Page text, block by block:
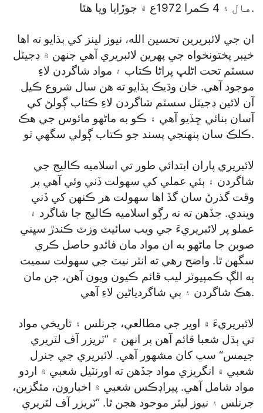
هال ۽ 4 ڪمرا 1972ع ۾ جوڙايا ويا هئا.
ان جي لائبريرين تحسين الله، نيوز لينز کي ٻڌايو ته اها
خيبر پختونخواه جي پهرين لائبريري آهي جنهن ۾ ڊجيٽل
سسٽم تحت اڻلڀ پراڻا ڪتاب ۽ مواد شاگردن لاءِ
موجود آهي. خان وڌيڪ ٻڌايو ته هن سال شروع ڪيل
آن لائين ڊجيٽل سسٽم شاگردن لاءِ ڪتاب ڳولڻ کي
آسان بنائي ڇڏيو آهي ۽ ڪو به ماڻهو مائوس جي هڪ
ڪلڪ سان پنهنجي پسند جو ڪتاب ڳولي سگهي ٿو.
لائبريري پاران ابتدائي طور تي اسلاميه ڪاليج جي
شاگردن ۽ ٻئي عملي کي سهولت ڏني وئي آهي پر
وقت گذرڻ سان گڏ اها سهولت هر ڪنهن کي ڏني
ويندي. جڏهن ته نه رڳو اسلاميه ڪاليج جا شاگرد ۽
عملو پر لائبريريءَ جي ويب سائيٽ وزٽ ڪندڙ سڀني
صوبن جا ماڻهو به ان مواد مان فائدو حاصل ڪري
سگهن ٿا. واضح رهي ته انٽر نيٽ جي سهولت سميت
ٻه الڳ ڪمپيوٽر ليب قائم ڪيون ويون آهن، جن مان
هڪ شاگردن ۽ ٻي شاگردياڻين لاءِ آهي.
لائبريريءَ ۾ اوڀر جي مطالعي، جرنلس ۽ تاريخي مواد
تي ٻڌل شعبا قائم آهن پر انهن ۾ ”ٽريزر آف لٽريري
جيمس“ سڀ کان مشهور آهي. لائبريري جي جنرل
شعبي ۾ انگريزي مواد جڏهن ته اورنٽيل شعبي ۾ اردو
مواد شامل آهي. پيراڊڪس شعبي ۾ اخبارون، مئگزين،
جرنلس ۽ نيوز ليٽر موجود هجن ٿا. ”ٽريزر آف لٽريري